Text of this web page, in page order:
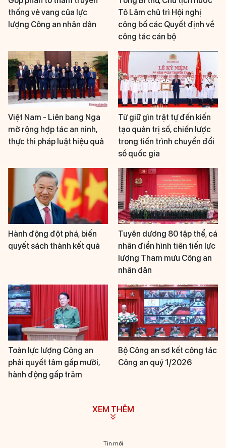
thống vẻ vang của lực
lượng Công an nhân dân
Tô Lâm chủ trì Hội nghị
công bố các Quyết định về
công tác cán bộ
Việt Nam - Liên bang Nga
mở rộng hợp tác an ninh,
thực thi pháp luật hiệu quả
Từ giữ gìn trật tự đến kiến
tạo quản trị số, chiến lược
trong tiến trình chuyển đổi
số quốc gia
Hành động đột phá, biến
quyết sách thành kết quả
Tuyên dương 80 tập thể, cá
nhân điển hình tiên tiến lực
lượng Tham mưu Công an
nhân dân
Toàn lực lượng Công an
phải quyết tâm gấp mười,
hành động gấp trăm
Bộ Công an sơ kết công tác
Công an quý 1/2026
XEM THÊM
Tin mới